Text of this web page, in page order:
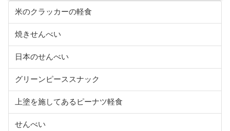
米のクラッカーの軽食
焼きせんべい
日本のせんべい
グリーンピーススナック
上塗を施してあるピーナツ軽食
せんべい